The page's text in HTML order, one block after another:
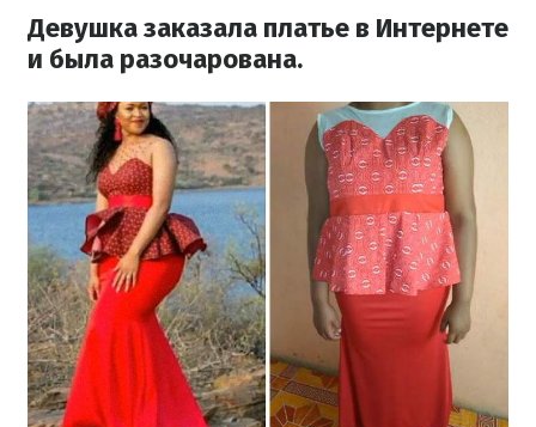
Девушка заказала платье в Интернете
и была разочарована.